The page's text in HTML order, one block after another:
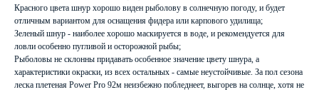
Красного цвета шнур хорошо виден рыболову в солнечную погоду, и будет
отличным вариантом для оснащения фидера или карпового удилища;
Зеленый шнур - наиболее хорошо маскируется в воде, и рекомендуется для
ловли особенно пугливой и осторожной рыбы;
Рыболовы не склонны придавать особенное значение цвету шнура, а
характеристики окраски, из всех остальных - самые неустойчивые. За пол сезона
леска плетеная Power Pro 92м неизбежно побледнеет, выгорев на солнце, хотя не